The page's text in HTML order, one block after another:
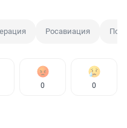
Росавиация
0 0